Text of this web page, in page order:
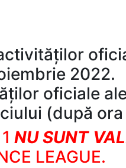
2022.
oficiale
(după
NU SUNT
LEAGUE.